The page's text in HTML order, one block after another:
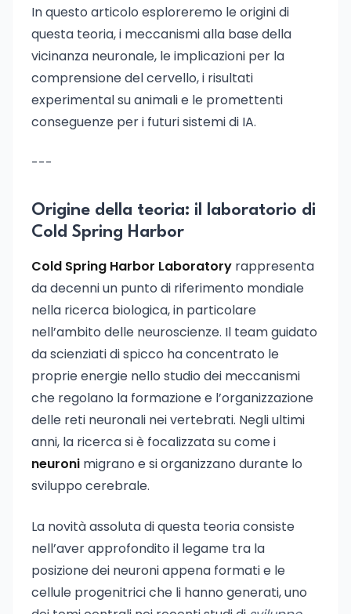
In questo articolo esploreremo le origini di
questa teoria, i meccanismi alla base della
vicinanza neuronale, le implicazioni per la
comprensione del cervello, i risultati
experimental su animali e le promettenti
conseguenze per i futuri sistemi di IA.
---
Origine della teoria: il laboratorio di
Cold Spring Harbor
Cold Spring Harbor Laboratory rappresenta
da decenni un punto di riferimento mondiale
nella ricerca biologica, in particolare
nell’ambito delle neuroscienze. Il team guidato
da scienziati di spicco ha concentrato le
proprie energie nello studio dei meccanismi
che regolano la formazione e l’organizzazione
delle reti neuronali nei vertebrati. Negli ultimi
anni, la ricerca si è focalizzata su come i
neuroni migrano e si organizzano durante lo
sviluppo cerebrale.
La novità assoluta di questa teoria consiste
nell’aver approfondito il legame tra la
posizione dei neuroni appena formati e le
cellule progenitrici che li hanno generati, uno